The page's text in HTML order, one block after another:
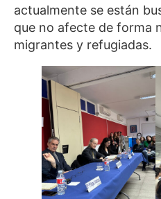
actualmente se están
que no afecte de forma
migrantes y refugiadas.